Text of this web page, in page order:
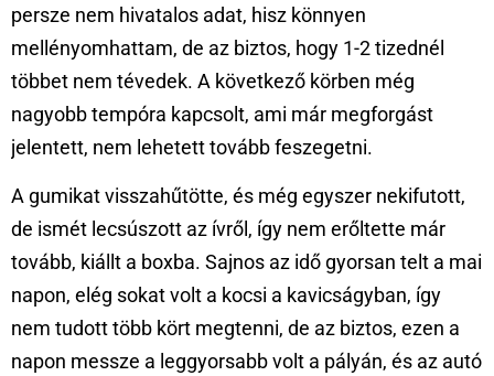
persze nem hivatalos adat, hisz könnyen
mellényomhattam, de az biztos, hogy 1-2 tizednél
többet nem tévedek. A következő körben még
nagyobb tempóra kapcsolt, ami már megforgást
jelentett, nem lehetett tovább feszegetni.
A gumikat visszahűtötte, és még egyszer nekifutott,
de ismét lecsúszott az ívről, így nem erőltette már
tovább, kiállt a boxba. Sajnos az idő gyorsan telt a mai
napon, elég sokat volt a kocsi a kavicságyban, így
nem tudott több kört megtenni, de az biztos, ezen a
napon messze a leggyorsabb volt a pályán, és az autó